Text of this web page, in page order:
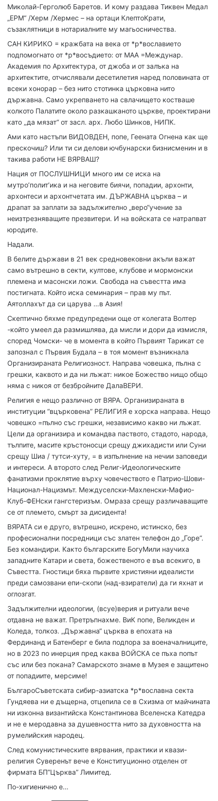
Миколай-Герголюб Баретов. И кому раздава Тиквен Медал
„ЕРМ“ /Херм /Хермес – на ортаци КлептоКрати,
съзаклятници в нотариалните му магьосничества.
САН КИРИКО = кражбата на века от *р*вославието
подпомогнато от *р*восъдието: от МАА =Междунар.
Академия по Архитектура, от джоба и от залъка на
архитектите, отчислявали десетилетия наред половината от
всеки хонорар – без нито стотинка църковна нито
държавна. Само укрепването на свлачището костваше
колкото Палатите около разкашканото църкве, проектирани
като „да мязат“ от засл. арх. Любо Шинков, НИПК.
Ами като настъпи ВИДОВДЕН, попе, Геената Огнена как ще
прескочиш? Или ти си делови ючбунарски бизнисменин и в
такива работи НЕ ВЯРВАШ?
Нация от ПОСЛУШНИЦИ много им се иска на
мутро’полит’ика и на неговите биячи, попадии, архонти,
архонтеси и архонтчетата им. ДЪРЖАВНА църква – и
драпат за заплати за задължително „веро“учение за
неизтрезняващите презвитери. И на войската се натрапват
юродите.
Надали.
В белите държави в 21 век средновековни акъли важат
само вътрешно в секти, култове, клубове и мормонски
племена и масонски ложи. Свобода на съвестта има
постигната. Който иска семинария – прав му път.
Аятоллахът да си царува …в Азия!
Скептично бяхме предупредени още от колегата Волтер
-който умеел да размишлява, да мисли и дори да измисля,
според Чомски- че в момента в който Първият Тарикат се
запознал с Първия Будала – в тоя момент възникнала
Организираната Религиозност. Направа човешка, пълна с
грешки, каквото и да ни лъжат: никое Божество нищо общо
няма с никоя от безбройните ДалаВЕРИ.
Религия е нещо различно от ВЯРА. Организираната в
институции “вцърковена” РЕЛИГИЯ е хорска направа. Нещо
човешко =пълно със грешки, независимо какво ни лъжат.
Цели да организира и командва паството, стадото, народа,
тълпите, масите кръстоносци срещу джихадисти или Суни
срещу Шиа / тутси-хуту, = в изпълнение на нечии заповеди
и интереси. А второто след Религ-Идеологическите
фанатизми проклятие върху човечеството е Патрио-Шови-
Национал-Нацизмът. Междуселски-Махленски-Мафио-
Клуб-ФЕНски гангстеризъм. Омраза срещу различаващите
се от племето, смърт за дисидента!
ВЯРАТА си е друго, вътрешно, искрено, истинско, без
професионални посредници със златен телефон до „Горе“.
Без командири. Както българските БогуМили научиха
западните Катари и света, божественото е във всекиго, в
Съвестта. Гностици бяха първите християни идеалисти
преди самозвани епи-скопи (над-взиратели) да ги яхнат и
оглозгат.
Задължителни идеологии, (всуе)верия и ритуали вече
отдавна не важат. Претръпнахме. ВиК попе, Великден и
Коледа, толкоз. „Държавна“ църква в епохата на
Фердинанд и Батенберг е била подпора за военачалниците,
но в 2023 по инерция пред каква ВОЙСКА се пъха попът
със или без покана? Самарското знаме в Музея е защитено
от попадиите, мерсиме!
БългароСъветската сибир-азиатска *р*вославна секта
Гундяева ни е дъщерна, отцепила се в Схизма от майчината
ни изконна византийска Константинова Вселенска Катедра
и не е меродавна за душевността нито за духовността на
румелийския народец.
След комунистическите вярвания, практики и квази-
религия Суверенът вече е Конституционно отделен от
фирмата БП”Църква” Лимитед.
По-хигиенично е…